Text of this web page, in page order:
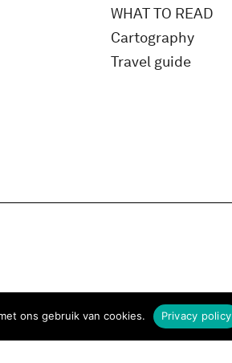
WHAT TO READ
Cartography
Travel guide
ons gebruik van cookies. Privacy policy